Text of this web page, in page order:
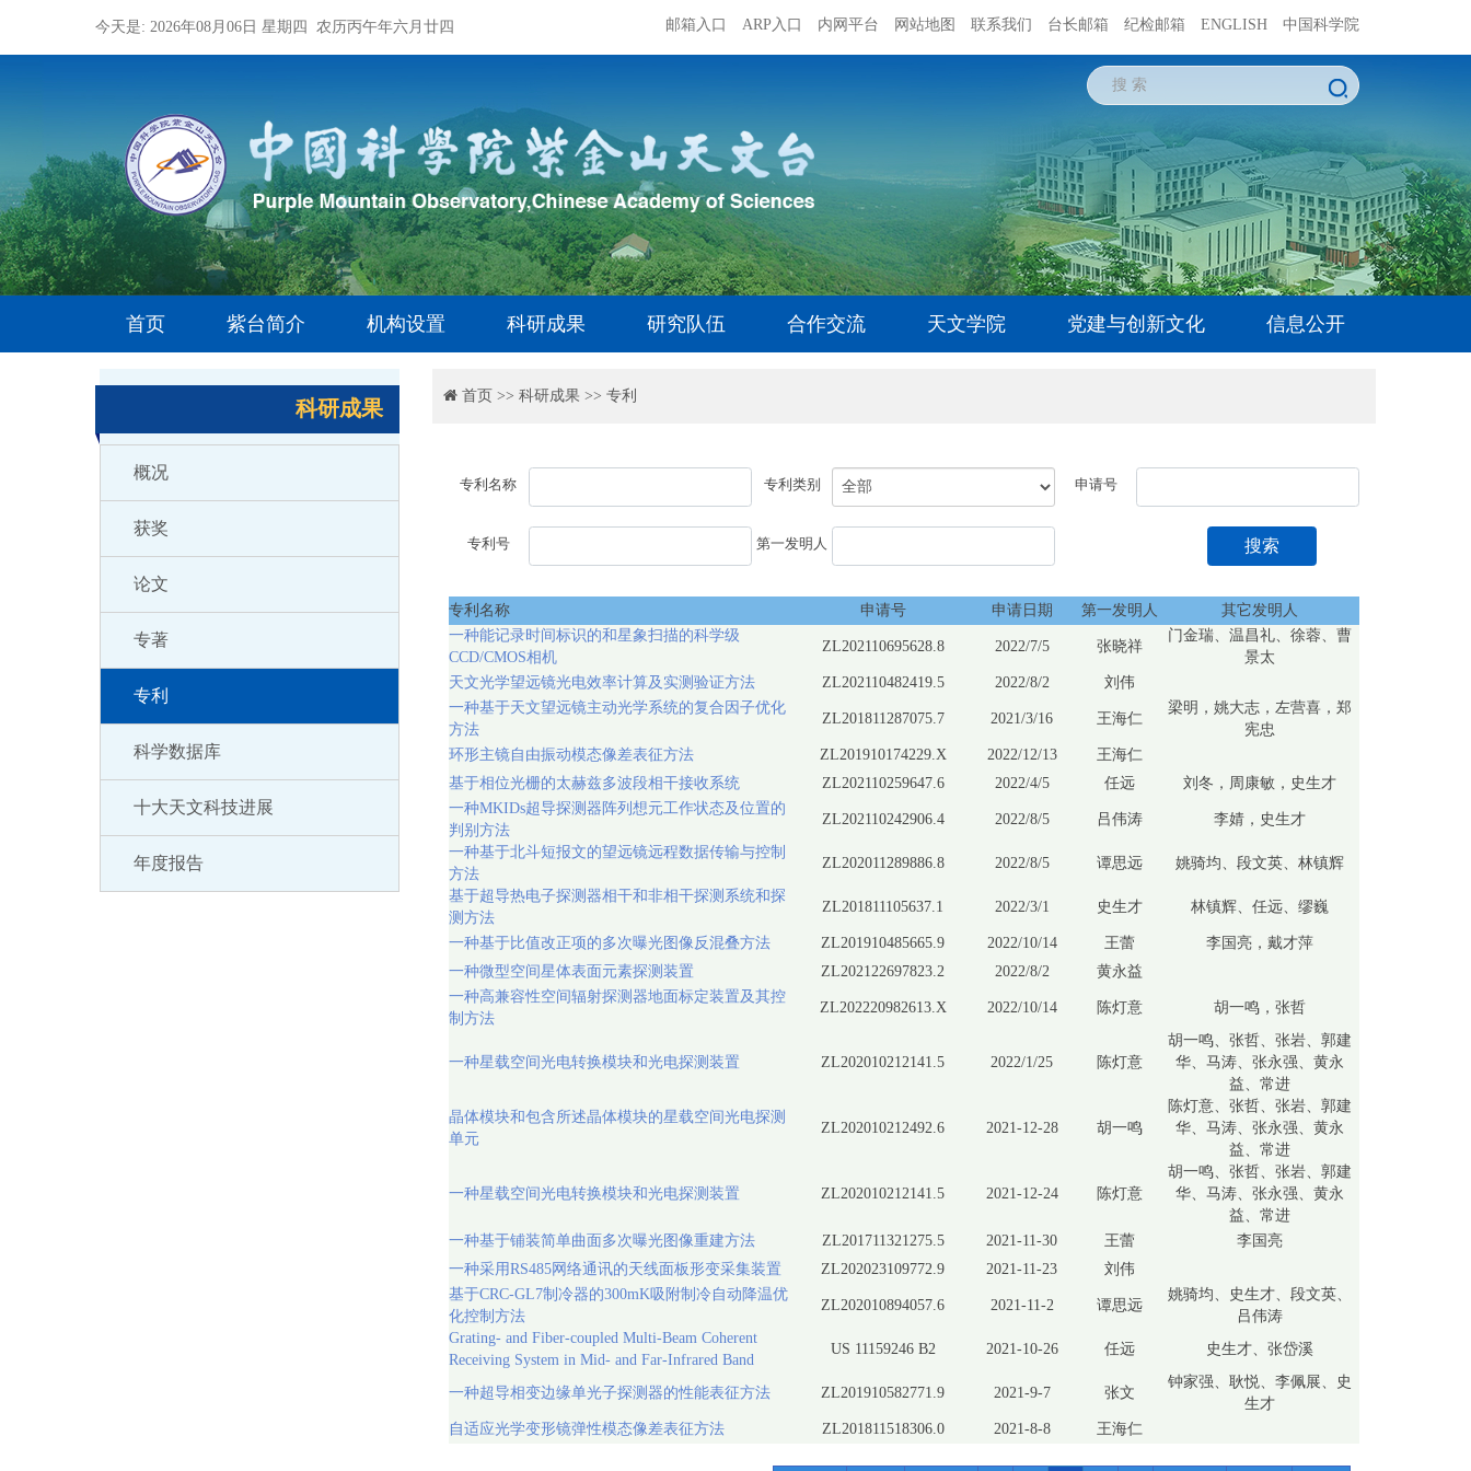
今天是: 2026年08月06日 星期四 农历丙午年六月廿四 邮箱入口 ARP入口 内网平台 网站地图 联系我们 台长邮箱 纪检邮箱 ENGLISH 中国科学院
首页 紫台简介 机构设置 科研成果 研究队伍 合作交流 天文学院 党建与创新文化 信息公开
科研成果
概况
获奖
论文
专著
专利
科学数据库
十大天文科技进展
年度报告
首页 >> 科研成果 >> 专利
专利名称 专利类别 申请号
专利号 第一发明人 搜索
专利名称 申请号 申请日期 第一发明人
其它发明人
一种能记录时间标识的和星象扫描的科学级
CCD/CMOS相机
ZL202110695628.8 2022/7/5 张晓祥
门金瑞、温昌礼、徐蓉、曹
景太
天文光学望远镜光电效率计算及实测验证方法
ZL202110482419.5 2022/8/2
刘伟
一种基于天文望远镜主动光学系统的复合因子优化
方法
ZL201811287075.7 2021/3/16 王海仁
梁明，姚大志，左营喜，郑
宪忠
环形主镜自由振动模态像差表征方法
ZL201910174229.X 2022/12/13
王海仁
基于相位光栅的太赫兹多波段相干接收系统
ZL202110259647.6 2022/4/5 任远
刘冬，周康敏，史生才
一种MKIDs超导探测器阵列想元工作状态及位置的
判别方法
ZL202110242906.4 2022/8/5 吕伟涛
李婧，史生才
一种基于北斗短报文的望远镜远程数据传输与控制
方法
ZL202011289886.8 2022/8/5 谭思远
姚骑均、段文英、林镇辉
基于超导热电子探测器相干和非相干探测系统和探
测方法
ZL201811105637.1 2022/3/1 史生才 林镇辉、任远、缪巍
一种基于比值改正项的多次曝光图像反混叠方法 ZL201910485665.9 2022/10/14 王蕾
李国亮，戴才萍
一种微型空间星体表面元素探测装置
ZL202122697823.2 2022/8/2
黄永益
一种高兼容性空间辐射探测器地面标定装置及其控
制方法
ZL202220982613.X 2022/10/14 陈灯意 胡一鸣，张哲
一种星载空间光电转换模块和光电探测装置 ZL202010212141.5 2022/1/25 陈灯意
胡一鸣、张哲、张岩、郭建
华、马涛、张永强、黄永
益、常进
晶体模块和包含所述晶体模块的星载空间光电探测
单元
ZL202010212492.6 2021-12-28 胡一鸣
陈灯意、张哲、张岩、郭建
华、马涛、张永强、黄永
益、常进
一种星载空间光电转换模块和光电探测装置 ZL202010212141.5 2021-12-24 陈灯意
胡一鸣、张哲、张岩、郭建
华、马涛、张永强、黄永
益、常进
一种基于铺装简单曲面多次曝光图像重建方法
ZL201711321275.5 2021-11-30 王蕾
李国亮
一种采用RS485网络通讯的天线面板形变采集装置
ZL202023109772.9 2021-11-23
刘伟
基于CRC-GL7制冷器的300mK吸附制冷自动降温优
化控制方法
ZL202010894057.6 2021-11-2 谭思远
姚骑均、史生才、段文英、
吕伟涛
Grating- and Fiber-coupled Multi-Beam Coherent
Receiving System in Mid- and Far-Infrared Band
US 11159246 B2 2021-10-26 任远 史生才、张岱溪
一种超导相变边缘单光子探测器的性能表征方法 ZL201910582771.9 2021-9-7 张文
钟家强、耿悦、李佩展、史
生才
自适应光学变形镜弹性模态像差表征方法
ZL201811518306.0 2021-8-8 王海仁